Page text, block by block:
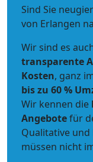
Sind Sie
von Erlangen
Wir sind es
transparente
Kosten, ganz
bis zu 60 %
Wir kennen die
Angebotefür
Qualitative
müssen nicht